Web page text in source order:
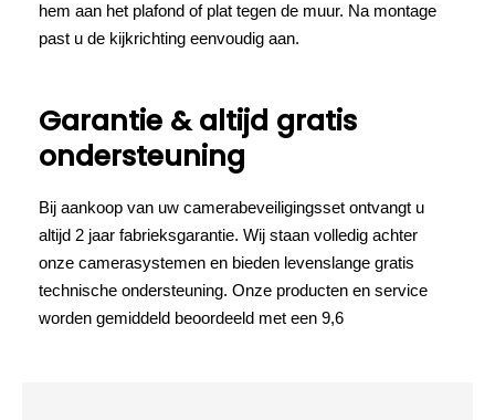
hem aan het plafond of plat tegen de muur. Na montage
past u de kijkrichting eenvoudig aan.
Garantie & altijd gratis
ondersteuning
Bij aankoop van uw camerabeveiligingsset ontvangt u
altijd 2 jaar fabrieksgarantie. Wij staan volledig achter
onze camerasystemen en bieden levenslange gratis
technische ondersteuning. Onze producten en service
worden gemiddeld beoordeeld met een 9,6